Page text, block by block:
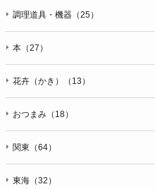
調理道具・機器（25）
本（27）
花卉（かき）（13）
おつまみ（18）
関東（64）
東海（32）